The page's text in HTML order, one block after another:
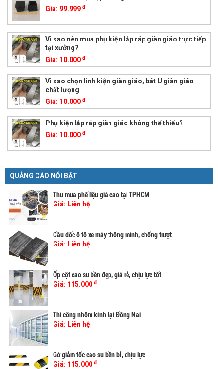
Giá: 99.999 đ
Vì sao nên mua phụ kiện lắp ráp giàn giáo trực tiếp
tại xưởng?
Giá: 10.000 đ
Vì sao chọn linh kiện giàn giáo, bát U giàn giáo
chất lượng
Giá: 10.000 đ
Phụ kiện lắp ráp giàn giáo không thể thiếu?
Giá: 10.000 đ
QUẢNG CÁO NỔI BẬT
Thu mua phế liệu giá cao tại TPHCM
Giá: Liên hệ
Cầu dốc ô tô xe máy thông minh, chống trượt
Giá: Liên hệ
Ốp cột cao su bền đẹp, giá rẻ, chịu lực tốt
Giá: 115.000 đ
Thi công nhôm kính tại Đồng Nai
Giá: Liên hệ
Gờ giảm tốc cao su bền bỉ, chịu lực
Giá: 115.000 đ